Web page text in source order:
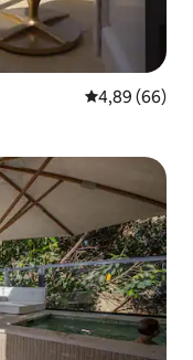
4,89 ud af 5 i
4,89 (66)